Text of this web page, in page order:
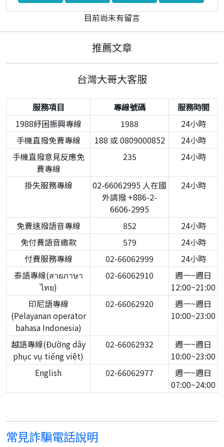
目前尚未有留言
推薦文章
台灣大哥大客服
服務項目 專線號碼
服務時間
1988紓困振興專線
1988
24小時
手機直撥免費專線
188 或 0809000852
24小時
手機直撥意見反應免
費專線
235 24小時
掛失服務專線
02-66062995 人在國
外請撥 +886-2-
6606-2995
24小時
免費速撥語音專線 852
24小時
免付費語音繳款
579
24小時
付費服務專線
02-66062999
24小時
泰語專線(สายภาษา
ไทย)
02-66062910
週一~週日
12:00~21:00
印尼語專線
(Pelayanan operator
bahasa Indonesia)
02-66062920
週一~週日
10:00~23:00
越語專線(Đường dây
phục vụ tiếng việt)
02-66062932
週一~週日
10:00~23:00
English
02-66062977
週一~週日
07:00~24:00
常見詐騙電話說明